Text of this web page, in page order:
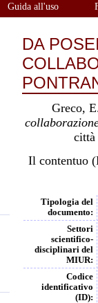
Guida all'uso
DA
Greco,
città
Il contentuo
Tipologia del
documento:
Settori
scientifico-
disciplinari del
MIUR:
Codice
identificativo
(ID):